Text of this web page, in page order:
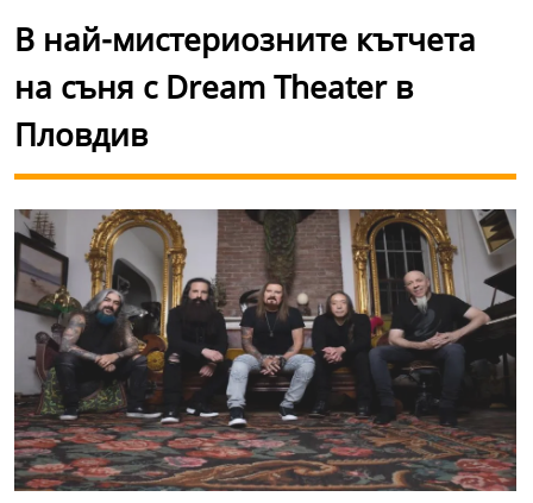
В най-мистериозните кътчета
на съня с Dream Theater в
Пловдив